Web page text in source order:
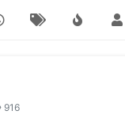
916